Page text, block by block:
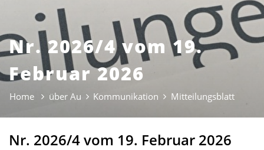
Nr. 2026/4 vom 19.
Februar 2026
Home über Au Kommunikation Mitteilungsblatt
Nr. 2026/4 vom 19. Februar 2026